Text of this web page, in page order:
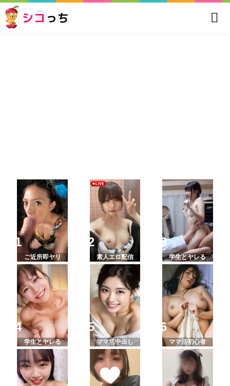
シコ っち
ご近所即ヤリ 素人エロ配信 学生とヤレる
学生とヤレる ママ活中出し ママ活初心者